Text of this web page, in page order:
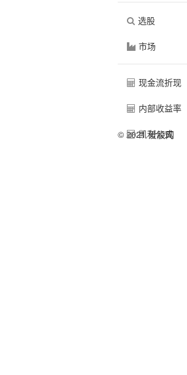
选股
市场
现金流折现
内部收益率
凯利公式
© 2021 爱股网